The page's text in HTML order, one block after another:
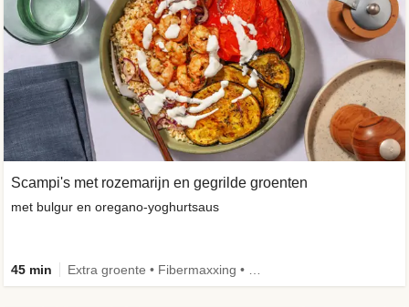
Scampi's met rozemarijn en gegrilde groenten
met bulgur en oregano-yoghurtsaus
45 min